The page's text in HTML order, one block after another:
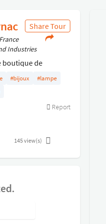
Industries
boutique de
Cornely à Carnac
de décoration
chaleureux de
#bijoux
#lampe
Report
145view(s)
Share Tour